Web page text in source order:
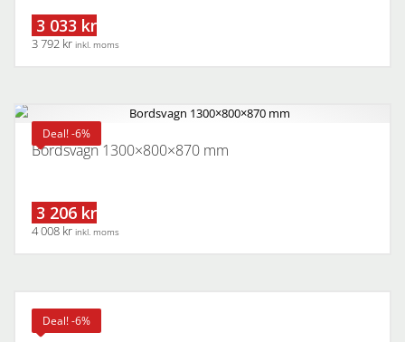
3 033 kr
3 792 kr inkl. moms
Deal! -6%
Bordsvagn 1300×800×870 mm
3 206 kr
4 008 kr inkl. moms
Deal! -6%
Etagevagn